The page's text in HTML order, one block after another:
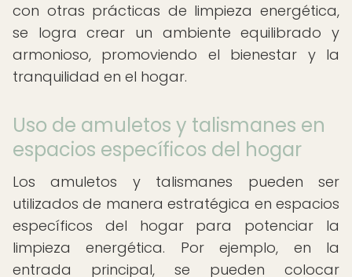
con otras prácticas de limpieza energética,
se logra crear un ambiente equilibrado y
armonioso, promoviendo el bienestar y la
tranquilidad en el hogar.
Uso de amuletos y talismanes en
espacios específicos del hogar
Los amuletos y talismanes pueden ser
utilizados de manera estratégica en espacios
específicos del hogar para potenciar la
limpieza energética. Por ejemplo, en la
entrada principal, se pueden colocar